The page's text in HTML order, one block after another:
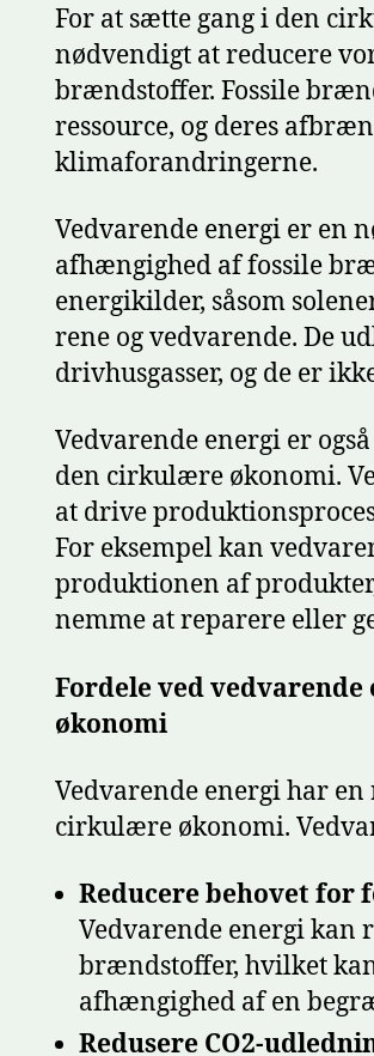
For at sætte gang i den
nødvendigt at reducere
brændstoffer. Fossile
ressource, og deres
klimaforandringerne.
Vedvarende energi er en
afhængighed af fossile
energikilder, såsom
rene og vedvarende. De
drivhusgasser, og de er
Vedvarende energi er
den cirkulære økonomi.
at drive
For eksempel kan
produktionen af
nemme at reparere eller
Fordele ved
økonomi
Vedvarende energi har
cirkulære økonomi.
Reducere behovet for
Vedvarende energi kan
brændstoffer, hvilket
afhængighed af en
Redusere CO2-